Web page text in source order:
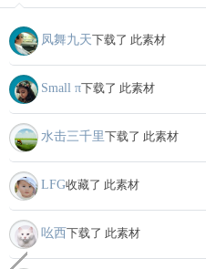
凤舞九天下载了 此素材
Small π下载了 此素材
水击三千里下载了 此素材
LFG收藏了 此素材
吆西下载了 此素材